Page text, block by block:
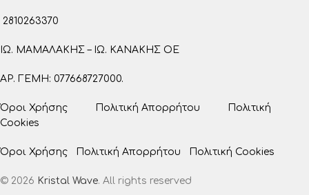
2810263370
ΙΩ. ΜΑΜΑΛΑΚΗΣ – ΙΩ. ΚΑΝΑΚΗΣ ΟΕ
ΑΡ. ΓΕΜΗ: 077668727000.
Όροι Χρήσης Πολιτική Απορρήτου Πολιτική
Cookies
Όροι Χρήσης Πολιτική Απορρήτου Πολιτική Cookies
© 2026 Kristal Wave. All rights reserved